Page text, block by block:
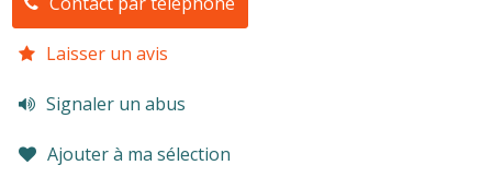
Laisser un avis
Signaler un abus
Ajouter à ma sélection